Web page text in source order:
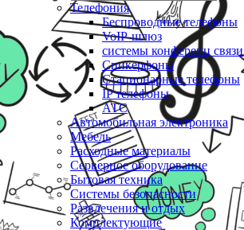
Телефония
Беспроводные телефоны
VoIP-шлюз
системы конференц связи
Спикерфоны
Стационарные телефоны
IP телефоны
АТС
Автомобильная электроника
Мебель
Расходные материалы
Серверное оборудование
Бытовая техника
Системы безопасности
Развлечения и отдых
Комплектующие